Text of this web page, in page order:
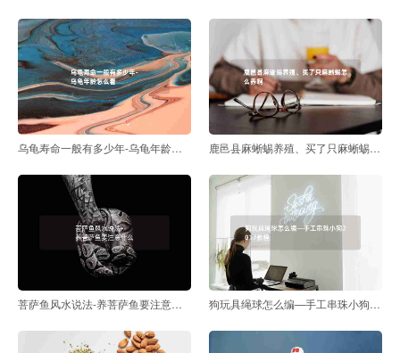
乌龟寿命一般有多少年-乌龟年龄怎么看 鹿邑县麻蜥蜴养殖、买了只麻蜥蜴怎么养啊
菩萨鱼风水说法-养菩萨鱼要注意什么 狗玩具绳球怎么编—手工串珠小狗2017教程